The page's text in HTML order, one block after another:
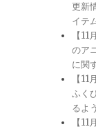
更新
イテ
【
のア
に関
【
ふく
るよ
【